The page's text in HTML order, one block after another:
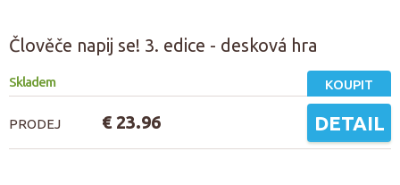
Člověče napij se! 3. edice - desková hra
Skladem KOUPIT
PRODEJ € 23.96 DETAIL